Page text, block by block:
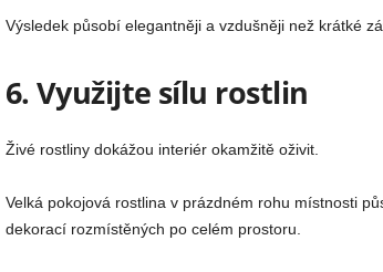
Výsledek působí elegantněji a vzdušněji než krátké
6. Využijte sílu rostlin
Živé rostliny dokážou interiér okamžitě oživit.
Velká pokojová rostlina v prázdném rohu místnosti
dekorací rozmístěných po celém prostoru.